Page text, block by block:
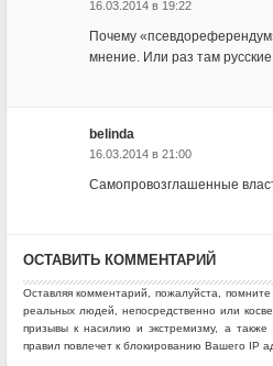
16.03.2014 в 19:22
Почему
мнение. Или раз там
belinda
16.03.2014 в 21:00
Самопровозглашенные
ОСТАВИТЬ КОММЕНТАРИЙ
Оставляя комментарий, пожалуйста,
реальных людей, непосредственно или
призывы к насилию и экстремизму, а
правил повлечет к блокированию Вашего IP